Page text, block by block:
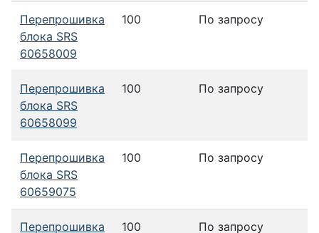
Перепрошивка
блока SRS
60658009
100 По запросу
Перепрошивка
блока SRS
60658099
100 По запросу
Перепрошивка
блока SRS
60659075
100 По запросу
Перепрошивка 100 По запросу